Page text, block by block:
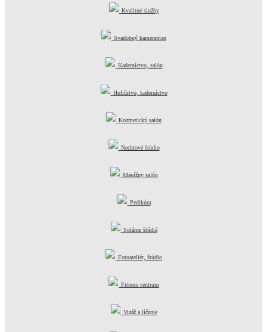
Kvalitné služby
Svadobný kameraman
Kaderníctvo, salón
Holičstvo, kaderníctvo
Kozmetický salón
Nechtové štúdio
Masážny salón
Pedikúra
Solárne štúdiá
Fotoateliér, štúdio
Fitness centrum
Vizáž a líčenie